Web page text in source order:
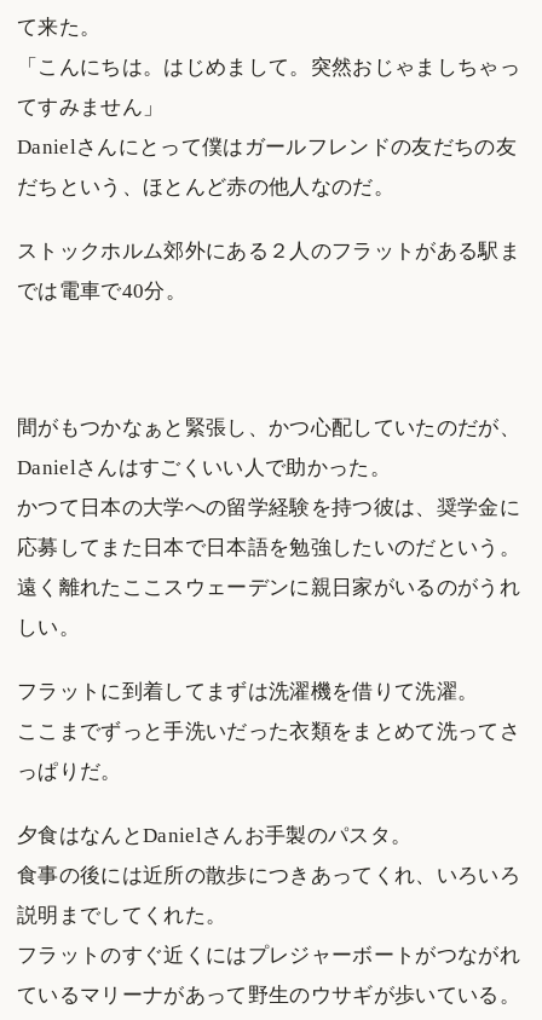
て来た。
「こんにちは。はじめまして。突然おじゃましちゃっ
てすみません」
Danielさんにとって僕はガールフレンドの友だちの友
だちという、ほとんど赤の他人なのだ。
ストックホルム郊外にある２人のフラットがある駅ま
では電車で40分。
間がもつかなぁと緊張し、かつ心配していたのだが、
Danielさんはすごくいい人で助かった。
かつて日本の大学への留学経験を持つ彼は、奨学金に
応募してまた日本で日本語を勉強したいのだという。
遠く離れたここスウェーデンに親日家がいるのがうれ
しい。
フラットに到着してまずは洗濯機を借りて洗濯。
ここまでずっと手洗いだった衣類をまとめて洗ってさ
っぱりだ。
夕食はなんとDanielさんお手製のパスタ。
食事の後には近所の散歩につきあってくれ、いろいろ
説明までしてくれた。
フラットのすぐ近くにはプレジャーボートがつながれ
ているマリーナがあって野生のウサギが歩いている。